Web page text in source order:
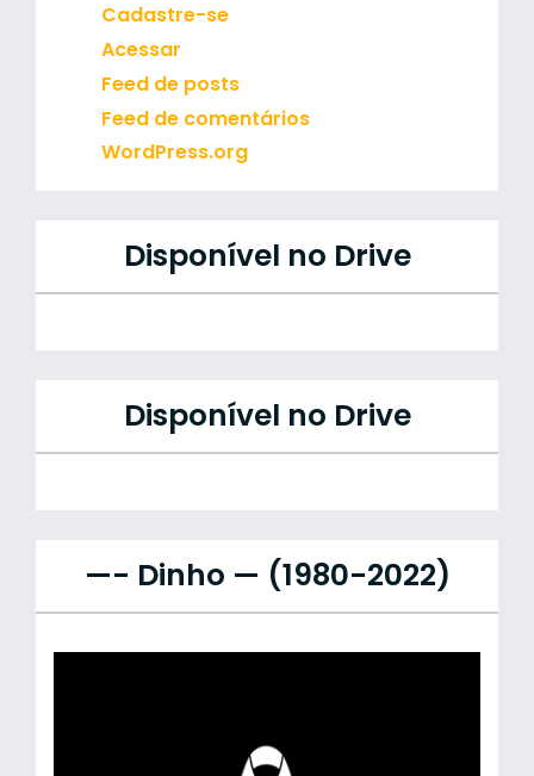
Cadastre-se
Acessar
Feed de posts
Feed de comentários
WordPress.org
Disponível no Drive
Disponível no Drive
—- Dinho — (1980-2022)